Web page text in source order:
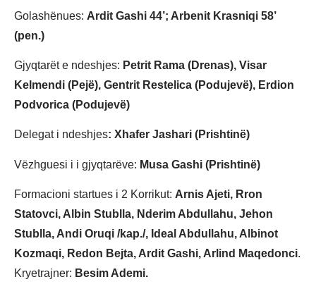
Golashënues: Ardit Gashi 44’; Arbenit Krasniqi 58’
(pen.)
Gjyqtarët e ndeshjes: Petrit Rama (Drenas), Visar
Kelmendi (Pejë), Gentrit Restelica (Podujevë), Erdion
Podvorica (Podujevë)
Delegat i ndeshjes: Xhafer Jashari (Prishtinë)
Vëzhguesi i i gjyqtarëve: Musa Gashi (Prishtinë)
Formacioni startues i 2 Korrikut: Arnis Ajeti, Rron
Statovci, Albin Stublla, Nderim Abdullahu, Jehon
Stublla, Andi Oruqi /kap./, Ideal Abdullahu, Albinot
Kozmaqi, Redon Bejta, Ardit Gashi, Arlind Maqedonci.
Kryetrajner: Besim Ademi.